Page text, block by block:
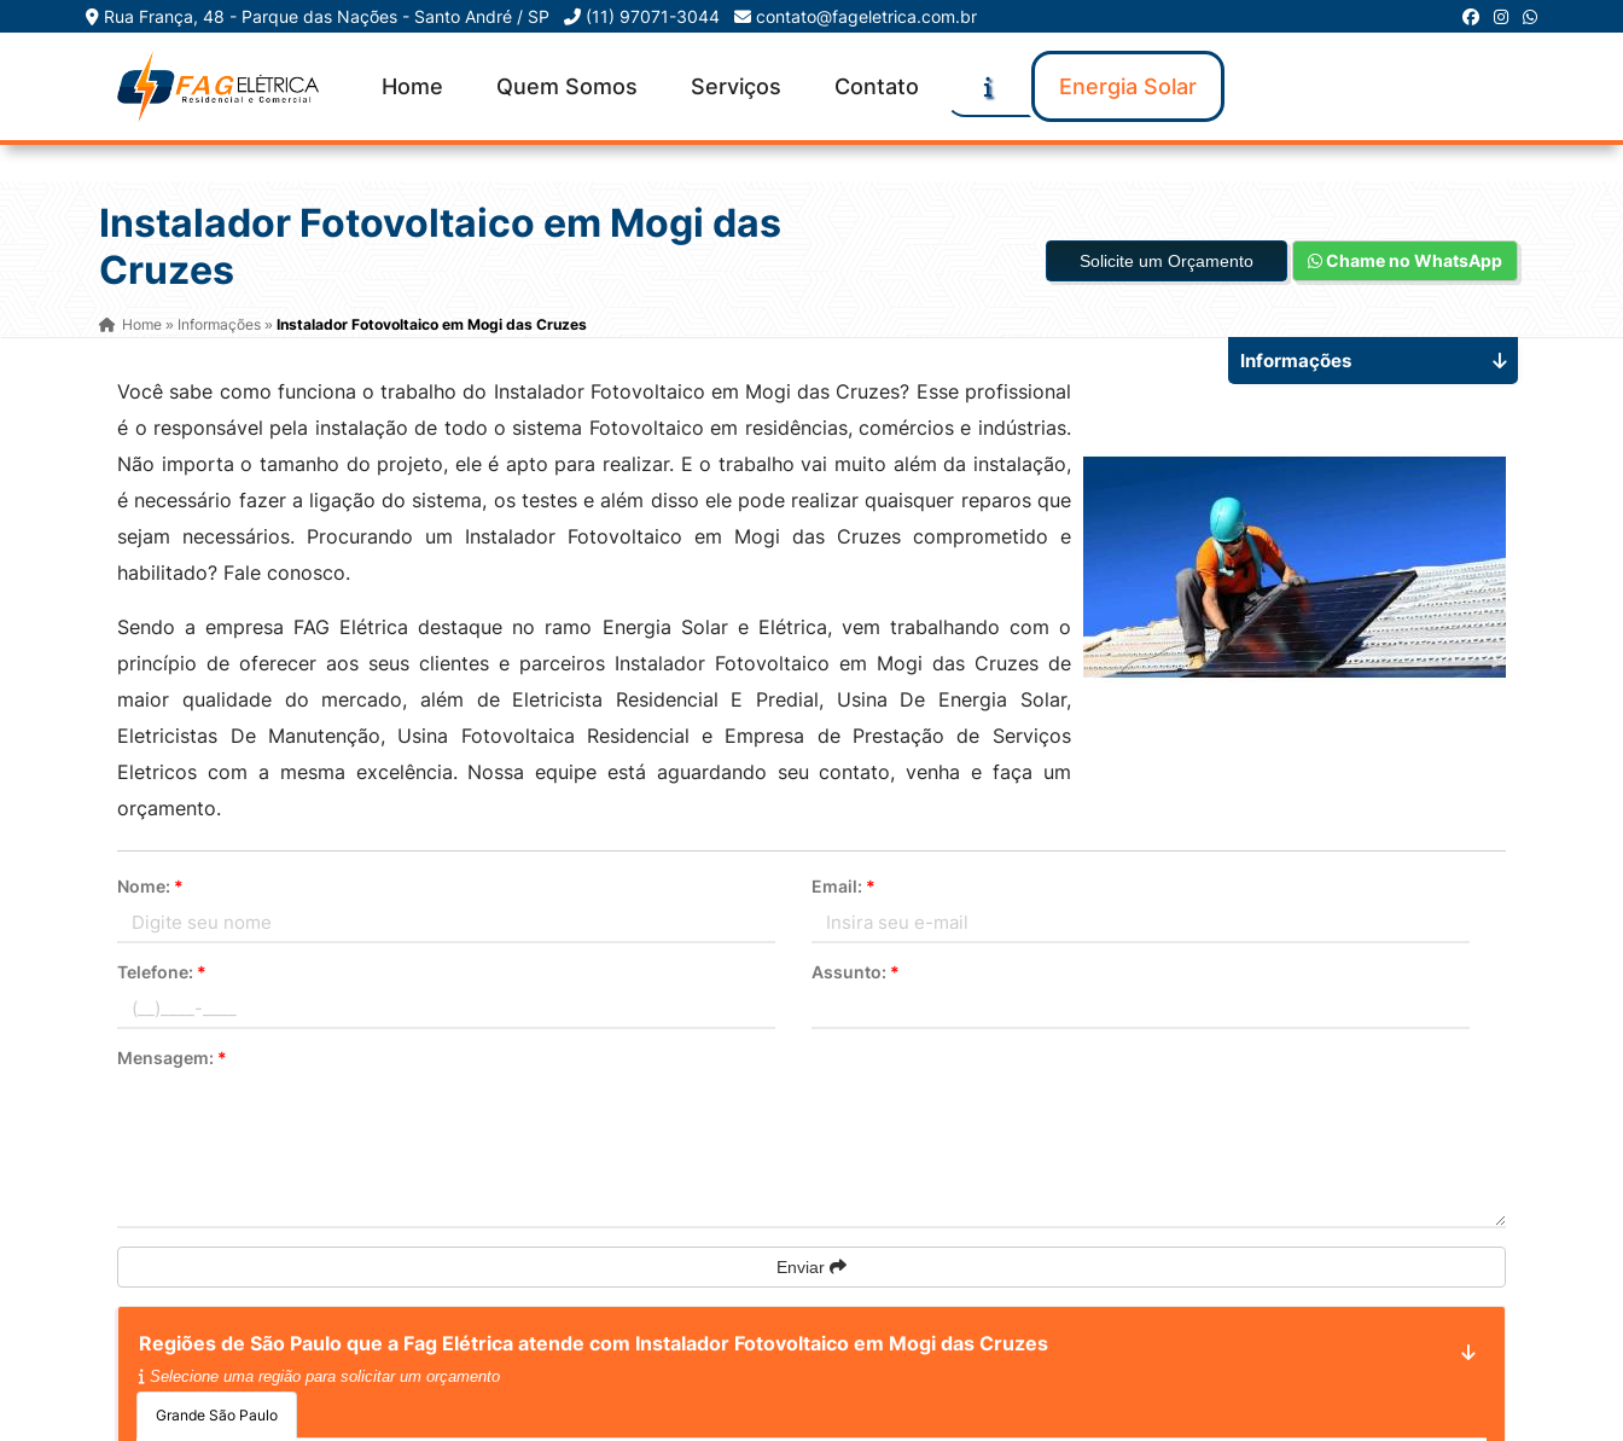
Rua França, 48 - Parque das Nações - Santo André / SP (11) 97071-3044 contato@fageletrica.com.br
Home Quem Somos Serviços Contato Energia Solar
Instalador Fotovoltaico em Mogi das
Cruzes
Home » Informações » Instalador Fotovoltaico em Mogi das Cruzes
Solicite um Orçamento Chame no WhatsApp
Você sabe como funciona o trabalho do Instalador Fotovoltaico em Mogi das Cruzes? Esse profissional
é o responsável pela instalação de todo o sistema Fotovoltaico em residências, comércios e indústrias.
Não importa o tamanho do projeto, ele é apto para realizar. E o trabalho vai muito além da instalação,
é necessário fazer a ligação do sistema, os testes e além disso ele pode realizar quaisquer reparos que
sejam necessários. Procurando um Instalador Fotovoltaico em Mogi das Cruzes comprometido e
habilitado? Fale conosco.
Sendo a empresa FAG Elétrica destaque no ramo Energia Solar e Elétrica, vem trabalhando com o
princípio de oferecer aos seus clientes e parceiros Instalador Fotovoltaico em Mogi das Cruzes de
maior qualidade do mercado, além de Eletricista Residencial E Predial, Usina De Energia Solar,
Eletricistas De Manutenção, Usina Fotovoltaica Residencial e Empresa de Prestação de Serviços
Eletricos com a mesma excelência. Nossa equipe está aguardando seu contato, venha e faça um
orçamento.
Nome: * Email: *
Telefone: * Assunto: *
Mensagem: *
Enviar
Regiões de São Paulo que a Fag Elétrica atende com Instalador Fotovoltaico em Mogi das Cruzes
Selecione uma região para solicitar um orçamento
Grande São Paulo
Informações